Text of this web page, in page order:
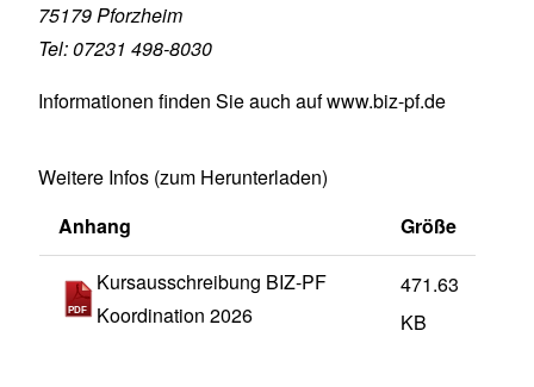
75179 Pforzheim
Tel: 07231 498-8030
Informationen finden Sie auch aufwww.biz-pf.de
Weitere Infos (zum Herunterladen)
Anhang
Größe
Kursausschreibung BIZ-PF
Koordination 2026
471.63
KB